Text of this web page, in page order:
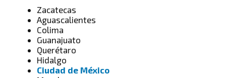
Zacatecas
Aguascalientes
Colima
Guanajuato
Querétaro
Hidalgo
Ciudad de México